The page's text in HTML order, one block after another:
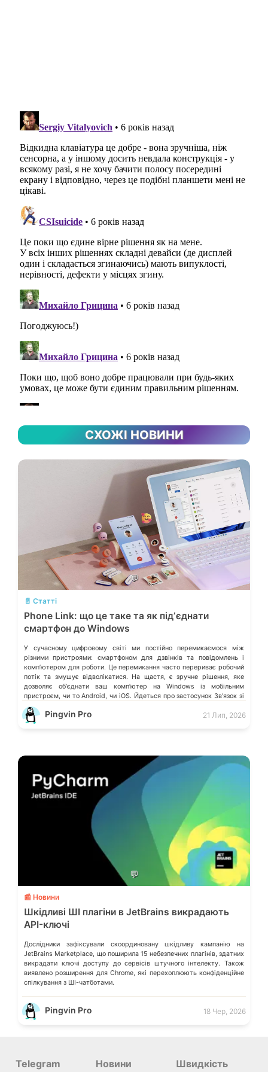
СХОЖІ НОВИНИ
💬
📄 Статті
Phone Link: що це таке та як підʼєднати
смартфон до Windows
У сучасному цифровому світі ми постійно перемикаємося між
різними пристроями: смартфоном для дзвінків та повідомлень і
компʼютером для роботи. Це перемикання часто перериває робочий
потік та змушує відволікатися. На щастя, є зручне рішення, яке
дозволяє обʼєднати ваш компʼютер на Windows із мобільним
пристроєм, чи то Android, чи iOS. Йдеться про застосунок Звʼязок зі
смартфоном (Phone Link) від Microsoft, що перетворює ваш ПК на
своєрідний «міст» до функцій смартфона.
Pingvin Pro 21 Лип, 2026
💬
📰 Новини
Шкідливі ШІ плагіни в JetBrains викрадають
API-ключі
Дослідники зафіксували скоординовану шкідливу кампанію на
JetBrains Marketplace, що поширила 15 небезпечних плагінів, здатних
викрадати ключі доступу до сервісів штучного інтелекту. Також
виявлено розширення для Chrome, які перехоплюють конфіденційне
спілкування з ШІ-чатботами.
Pingvin Pro 18 Чер, 2026
Telegram Новини
Швидкість